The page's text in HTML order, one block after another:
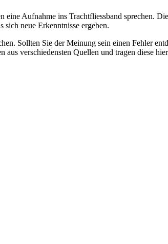
Aufnahme ins Trachtfliessband sprechen.
neue Erkenntnisse ergeben.
Sollten Sie der Meinung sein einen Fehler
verschiedensten Quellen und tragen diese